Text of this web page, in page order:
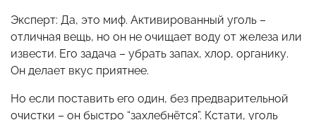
Эксперт: Да, это миф. Активированный уголь –
отличная вещь, но он не очищает воду от железа или
извести. Его задача – убрать запах, хлор, органику.
Он делает вкус приятнее.
Но если поставить его один, без предварительной
очистки – он быстро “захлебнётся”. Кстати, уголь